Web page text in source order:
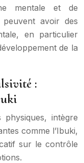
mentale et de
avoir des
en particulier
de la
:
intègre
comme l’Ibuki,
sur le contrôle